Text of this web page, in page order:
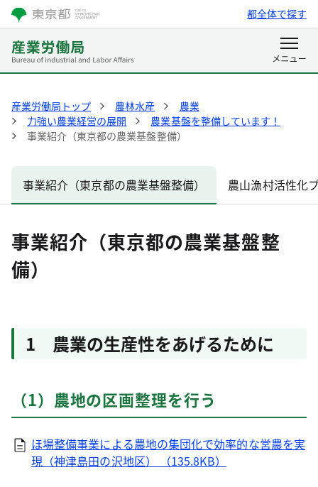
都全体で探す
産業労働局トップ 農林水産
農業
力強い農業経営の展開
農業基盤を整備しています！
事業紹介（東京都の農業基盤整備）
事業紹介（東京都の農業基盤整備） 農山漁村活性化
事業紹介（東京都の農業基盤整
備）
1 農業の生産性をあげるために
（1）農地の区画整理を行う
ほ場整備事業による農地の集団化で効率的な営農を実
現（神津島田の沢地区） （135.8KB）